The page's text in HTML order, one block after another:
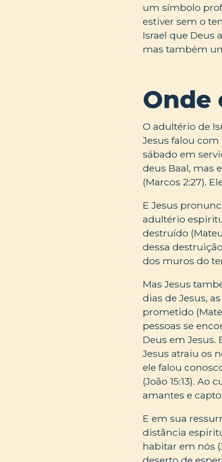
um símbolo
estiver sem o
Israel que Deus
mas também
Onde
O adultério de
Jesus falou
sábado em
deus Baal, mas
(Marcos 2:27).
E Jesus
adultério
destruído
dessa
dos muros do
Mas Jesus
dias de Jesus,
prometido
pessoas se
Deus em Jesus.
Jesus atraiu os
ele falou
(João 15:13). Ao
amantes e
E em sua
distância
habitar em nós